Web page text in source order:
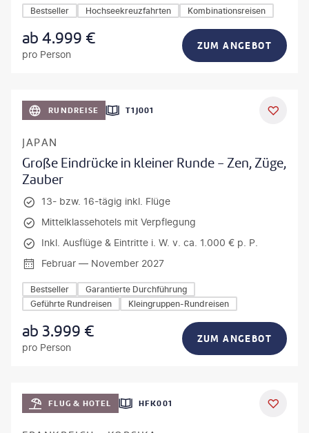
Bestseller Hochseekreuzfahrten Kombinationsreisen
ab4.999 €
pro Person
ZUM ANGEBOT
RUNDREISE T1J001
JAPAN
Große Eindrücke in kleiner Runde - Zen, Züge,
Zauber
13- bzw. 16-tägig inkl. Flüge
Mittelklassehotels mit Verpflegung
Inkl. Ausflüge & Eintritte i. W. v. ca. 1.000 € p. P.
Februar — November 2027
Bestseller
Garantierte Durchführung
Geführte Rundreisen
Kleingruppen-Rundreisen
ab3.999 €
pro Person
ZUM ANGEBOT
DEAL
FLUG & HOTEL HFK001